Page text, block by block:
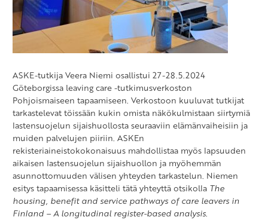
ASKE-tutkija Veera Niemi osallistui 27-28.5.2024
Göteborgissa leaving care -tutkimusverkoston
Pohjoismaiseen tapaamiseen. Verkostoon kuuluvat tutkijat
tarkastelevat töissään kukin omista näkökulmistaan siirtymiä
lastensuojelun sijaishuollosta seuraaviin elämänvaiheisiin ja
muiden palvelujen piiriin. ASKEn
rekisteriaineistokokonaisuus mahdollistaa myös lapsuuden
aikaisen lastensuojelun sijaishuollon ja myöhemmän
asunnottomuuden välisen yhteyden tarkastelun. Niemen
esitys tapaamisessa käsitteli tätä yhteyttä otsikolla The
housing, benefit and service pathways of care leavers in
Finland – A longitudinal register-based analysis.